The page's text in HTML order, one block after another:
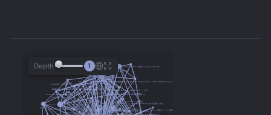
Depth 1